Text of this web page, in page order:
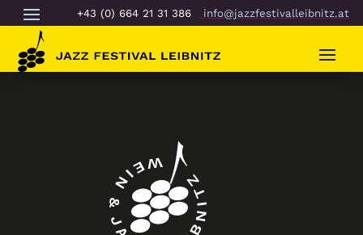
+43 (0) 664 21 31 386 info@jazzfestivalleibnitz.at